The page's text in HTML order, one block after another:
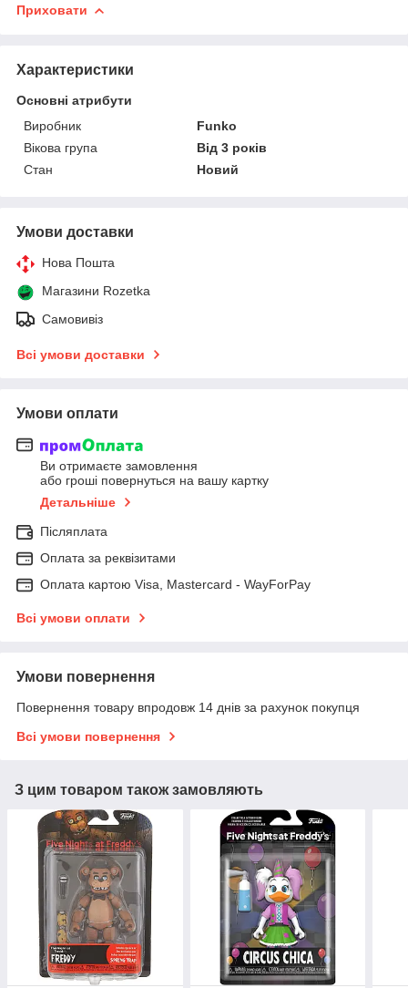
Приховати
Характеристики
Основні атрибути
Виробник
Funko
Вікова група
Від 3 років
Стан
Новий
Умови доставки
Нова Пошта
Магазини Rozetka
Самовивіз
Всі умови доставки
Умови оплати
Ви отримаєте замовлення
або гроші повернуться на вашу картку
Детальніше
Післяплата
Оплата за реквізитами
Оплата картою Visa, Mastercard - WayForPay
Всі умови оплати
Умови повернення
Повернення товару впродовж 14 днів за рахунок покупця
Всі умови повернення
З цим товаром також замовляють